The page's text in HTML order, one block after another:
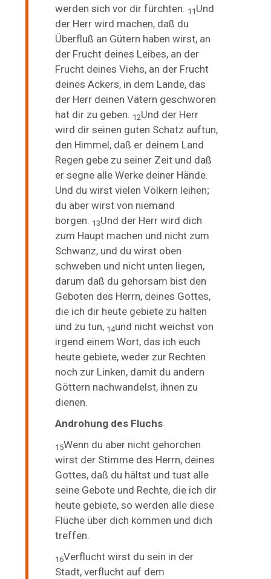
werden sich vor dir fürchten. 11 Und
der Herr wird machen, daß du
Überfluß an Gütern haben wirst, an
der Frucht deines Leibes, an der
Frucht deines Viehs, an der Frucht
deines Ackers, in dem Lande, das
der Herr deinen Vätern geschworen
hat dir zu geben. 12Und der Herr
wird dir seinen guten Schatz auftun,
den Himmel, daß er deinem Land
Regen gebe zu seiner Zeit und daß
er segne alle Werke deiner Hände.
Und du wirst vielenVölkern leihen;
du aber wirst von niemand
borgen. 13Und der Herr wird dich
zum Haupt machen und nicht zum
Schwanz, und du wirst oben
schweben und nicht unten liegen,
darum daß du gehorsam bist den
Geboten des Herrn, deines Gottes,
die ich dir heute gebiete zu halten
und zu tun, 14und nicht weichst von
irgend einem Wort, das ich euch
heute gebiete, weder zur Rechten
noch zur Linken, damit du andern
Göttern nachwandelst, ihnen zu
dienen.
Androhung des Fluchs
15Wenn du aber nicht gehorchen
wirst der Stimme des Herrn, deines
Gottes, daß du hältst und tust alle
seine Gebote und Rechte, die ich dir
heute gebiete, so werden alle diese
Flüche über dich kommen und dich
treffen.
16Verflucht wirst du sein in der
Stadt, verflucht auf dem